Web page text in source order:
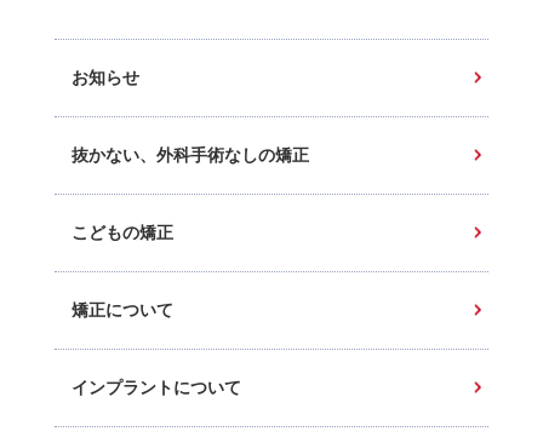
お知らせ
抜かない、外科手術なしの矯正
こどもの矯正
矯正について
インプラントについて